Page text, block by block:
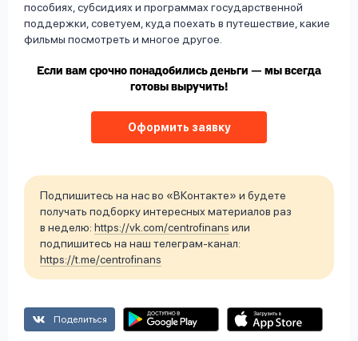
пособиях, субсидиях и программах государственной
поддержки, советуем, куда поехать в путешествие, какие
фильмы посмотреть и многое другое.
Если вам срочно понадобились деньги — мы всегда
готовы выручить!
Оформить заявку
Подпишитесь на нас во «ВКонтакте» и будете
получать подборку интересных материалов раз
в неделю: https://vk.com/centrofinans или
подпишитесь на наш телеграм-канал:
https://t.me/centrofinans
Поделиться